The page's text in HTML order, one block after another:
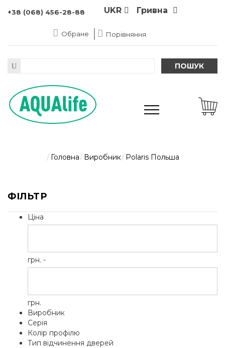
+38 (068) 456-28-88 UKR Гривна
Обране Порівняння
ПОШУК
Головна Виробник Polaris Польша
ФІЛЬТР
Ціна
грн. -
грн.
Виробник
Серія
Колір профілю
Тип відчинення дверей